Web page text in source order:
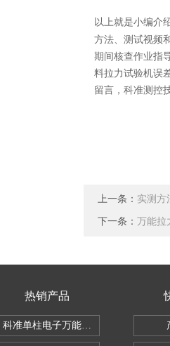
以上就是小编介
方法、测试视频
期间核查作业指
料拉力试验机误
留言，科准测控
上一条： 实测方
下一条： 万能拉
热销产品
科准单柱电子万能拉力机KZ-SSBC-500